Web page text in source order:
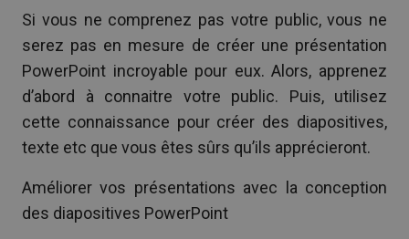
Si vous ne comprenez pas votre public, vous ne
serez pas en mesure de créer une présentation
PowerPoint incroyable pour eux. Alors, apprenez
d’abord à connaitre votre public. Puis, utilisez
cette connaissance pour créer des diapositives,
texte etc que vous êtes sûrs qu’ils apprécieront.
Améliorer vos présentations avec la conception
des diapositives PowerPoint